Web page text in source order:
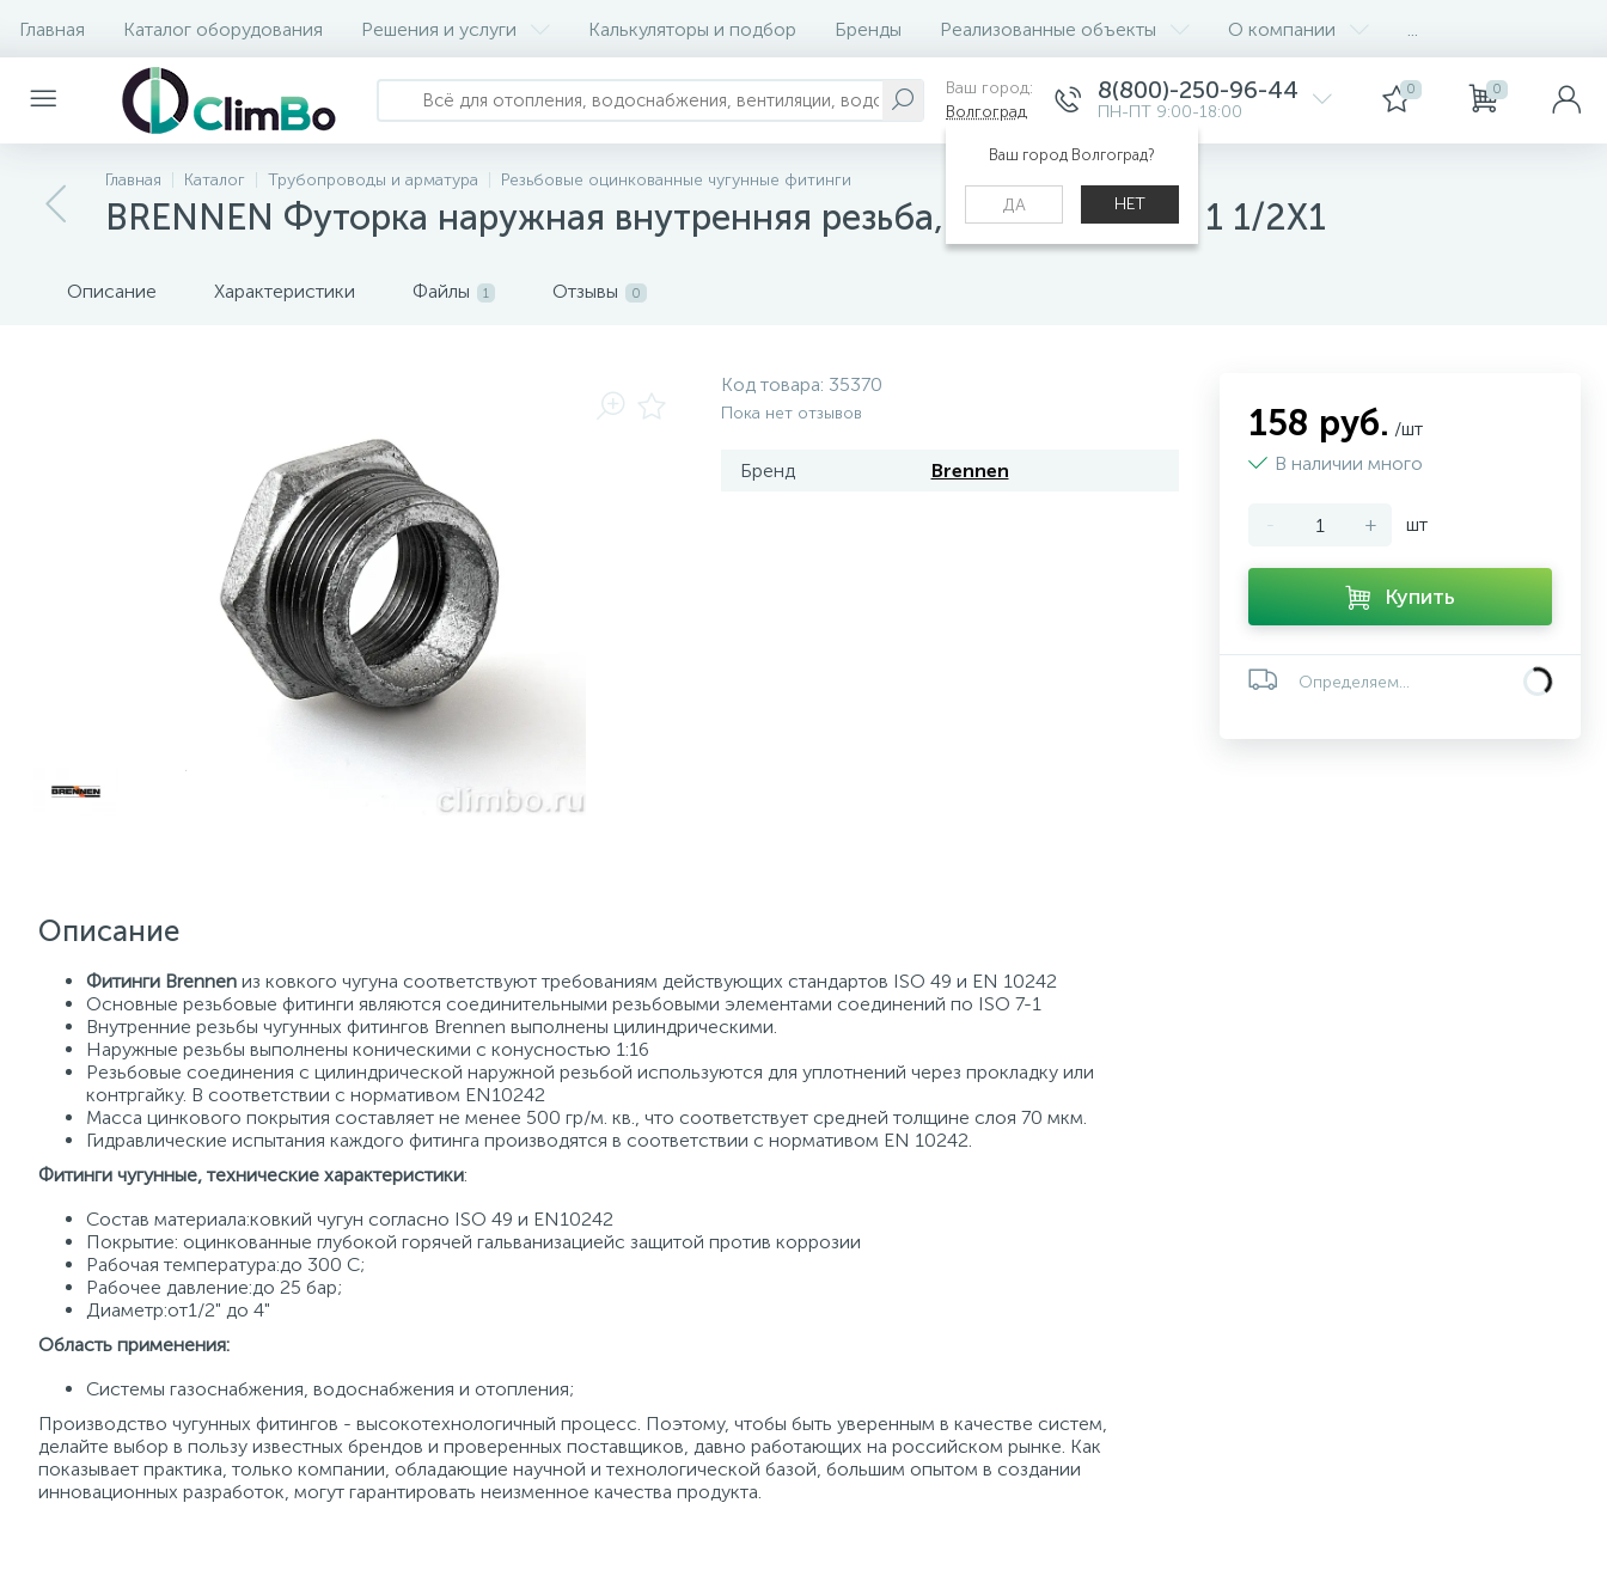
Главная Каталог оборудования Решения и услуги Калькуляторы и подбор Бренды Реализованные объекты О компании
Ваш город:
Волгоград
Ваш город Волгоград?
ДА НЕТ
8(800)-250-96-44
ПН-ПТ 9:00-18:00
0 0
Главная Каталог Трубопроводы и арматура Резьбовые оцинкованные чугунные фитинги
BRENNEN Футорка наружная внутренняя резьба, оцинкованная 1 1/2X1
Описание Характеристики Файлы 1 Отзывы 0
Код товара: 35370
Пока нет отзывов
Бренд Brennen
Описание
Фитинги Brennen из ковкого чугуна соответствуют требованиям действующих стандартов ISO 49 и EN 10242
Основные резьбовые фитинги являются соединительными резьбовыми элементами соединений по ISO 7-1
Внутренние резьбы чугунных фитингов Brennen выполнены цилиндрическими.
Наружные резьбы выполнены коническими с конусностью 1:16
Резьбовые соединения с цилиндрической наружной резьбой используются для уплотнений через прокладку или
контргайку. В соответствии с нормативом EN10242
Масса цинкового покрытия составляет не менее 500 гр/м. кв., что соответствует средней толщине слоя 70 мкм.
Гидравлические испытания каждого фитинга производятся в соответствии с нормативом EN 10242.
Фитинги чугунные, технические характеристики:
Состав материала:ковкий чугун согласно ISO 49 и EN10242
Покрытие: оцинкованные глубокой горячей гальванизациейс защитой против коррозии
Рабочая температура:до 300 С;
Рабочее давление:до 25 бар;
Диаметр:от1/2" до 4"
Область применения:
Системы газоснабжения, водоснабжения и отопления;
Производство чугунных фитингов - высокотехнологичный процесс. Поэтому, чтобы быть уверенным в качестве систем,
делайте выбор в пользу известных брендов и проверенных поставщиков, давно работающих на российском рынке. Как
показывает практика, только компании, обладающие научной и технологической базой, большим опытом в создании
инновационных разработок, могут гарантировать неизменное качества продукта.
158 руб. /шт
В наличии много
- + шт
Купить
Определяем...